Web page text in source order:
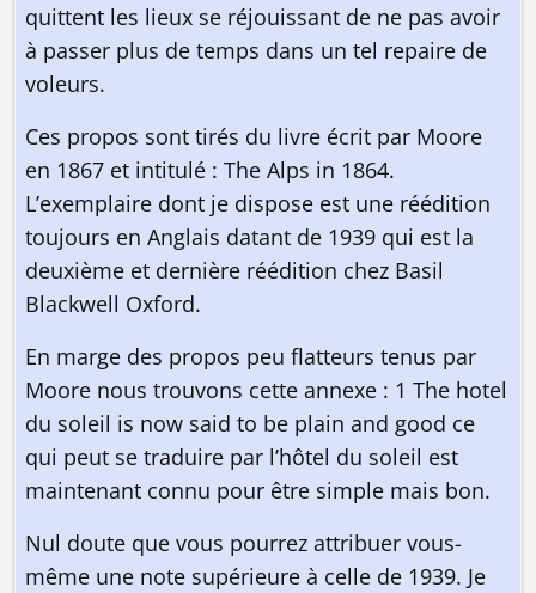
quittent les lieux se réjouissant de ne pas avoir
à passer plus de temps dans un tel repaire de
voleurs.
Ces propos sont tirés du livre écrit par Moore
en 1867 et intitulé : The Alps in 1864.
L’exemplaire dont je dispose est une réédition
toujours en Anglais datant de 1939 qui est la
deuxième et dernière réédition chez Basil
Blackwell Oxford.
En marge des propos peu flatteurs tenus par
Moore nous trouvons cette annexe : 1 The hotel
du soleil is now said to be plain and good ce
qui peut se traduire par l’hôtel du soleil est
maintenant connu pour être simple mais bon.
Nul doute que vous pourrez attribuer vous-
même une note supérieure à celle de 1939. Je